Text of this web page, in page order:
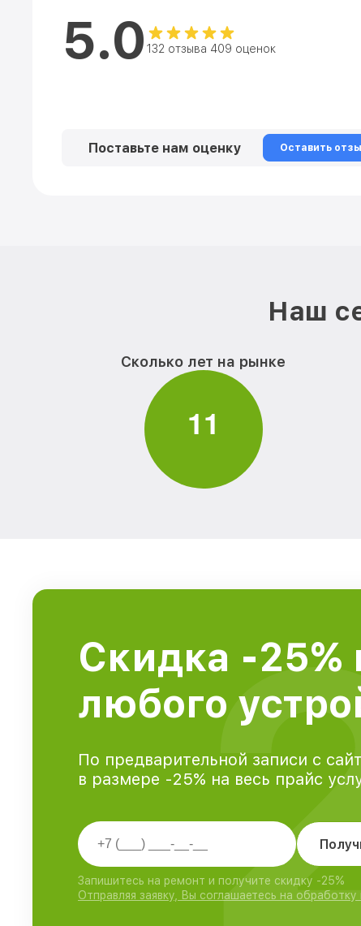
5.0 132 отзыва 409 оценок
Поставьте нам оценку Оставить
Наш
Сколько лет на рынке
11
Скидка -25%
любого
По предварительной записи с
в размере -25% на весь прайс
Запишитесь на ремонт и получите скидку -25%
Отправляя заявку, Вы соглашаетесь на